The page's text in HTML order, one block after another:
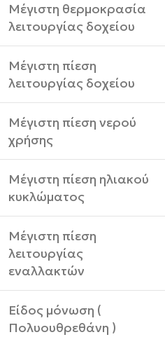
Μέγιστη θερμοκρασία
λειτουργίας δοχείου
Μέγιστη πίεση
λειτουργίας δοχείου
Μέγιστη πίεση νερού
χρήσης
Μέγιστη πίεση ηλιακού
κυκλώματος
Μέγιστη πίεση
λειτουργίας
εναλλακτών
Είδος μόνωση (
Πολυουθρεθάνη )